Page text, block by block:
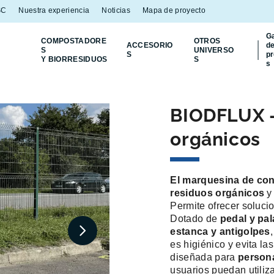
COMPOSTADORE
S
Y BIORRESIDUOS
ACCESORIO
S
OTROS
UNIVERSO
S
s
Nuestra experiencia Noticias Mapa de proyecto
orgánicos
El marquesina de
residuos orgánicos y
Permite ofrecer
Dotado de pedal y
estanca y antigolpes
es higiénico y evita
diseñada para
usuarios puedan